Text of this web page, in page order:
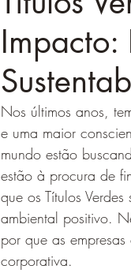
Impacto:
Nos últimos anos,
e uma maior
mundo estão
estão à procura de
que os Títulos
ambiental positivo.
por que as
corporativa.